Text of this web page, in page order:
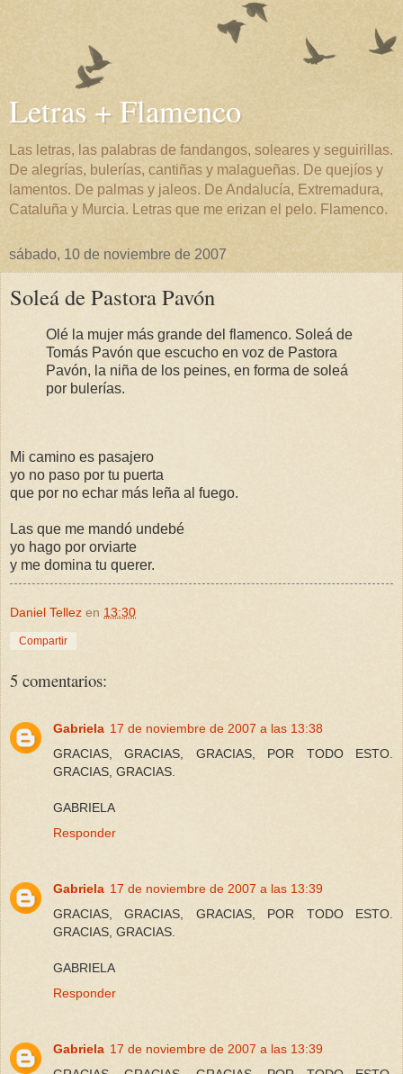
Letras + Flamenco
Las letras, las palabras de fandangos, soleares y seguirillas.
De alegrías, bulerías, cantiñas y malagueñas. De quejíos y
lamentos. De palmas y jaleos. De Andalucía, Extremadura,
Cataluña y Murcia. Letras que me erizan el pelo. Flamenco.
sábado, 10 de noviembre de 2007
Soleá de Pastora Pavón
Olé la mujer más grande del flamenco. Soleá de
Tomás Pavón que escucho en voz de Pastora
Pavón, la niña de los peines, en forma de soleá
por bulerías.
Mi camino es pasajero
yo no paso por tu puerta
que por no echar más leña al fuego.
Las que me mandó undebé
yo hago por orviarte
y me domina tu querer.
Daniel Tellez en 13:30
Compartir
5 comentarios:
Gabriela 17 de noviembre de 2007 a las 13:38
GRACIAS, GRACIAS, GRACIAS, POR TODO ESTO.
GRACIAS, GRACIAS.
GABRIELA
Responder
Gabriela 17 de noviembre de 2007 a las 13:39
GRACIAS, GRACIAS, GRACIAS, POR TODO ESTO.
GRACIAS, GRACIAS.
GABRIELA
Responder
Gabriela 17 de noviembre de 2007 a las 13:39